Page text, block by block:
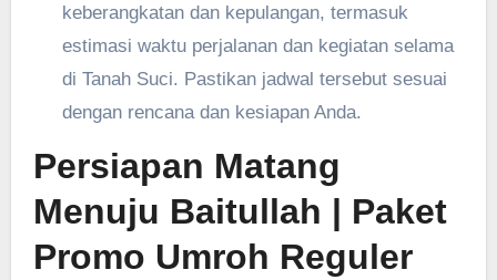
keberangkatan dan kepulangan, termasuk
estimasi waktu perjalanan dan kegiatan selama
di Tanah Suci. Pastikan jadwal tersebut sesuai
dengan rencana dan kesiapan Anda.
Persiapan Matang
Menuju Baitullah | Paket
Promo Umroh Reguler